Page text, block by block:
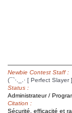
Newbie Contest Staff :
(¯`·._.· [ Perfect Slayer ]
Status :
Administrateur /
Citation :
Sécurité, efficacité et